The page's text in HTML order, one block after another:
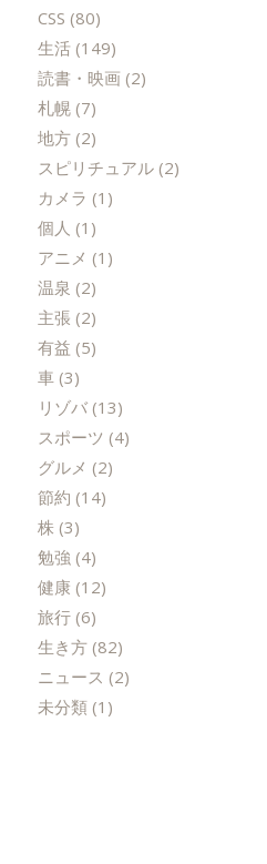
CSS (80)
生活(149)
読書・映画 (2)
札幌(7)
地方(2)
スピリチュアル(2)
カメラ (1)
個人 (1)
アニメ (1)
温泉 (2)
主張 (2)
有益 (5)
車(3)
リゾバ(13)
スポーツ (4)
グルメ (2)
節約 (14)
株(3)
勉強 (4)
健康 (12)
旅行(6)
生き方(82)
ニュース (2)
未分類(1)